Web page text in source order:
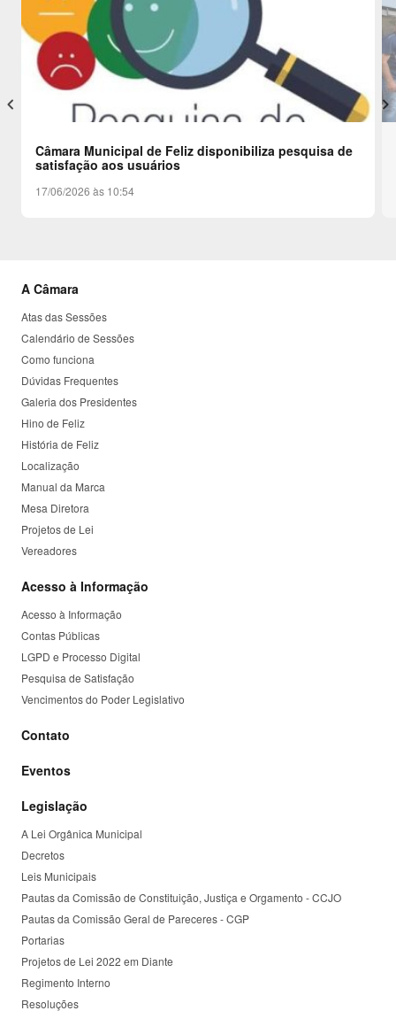
Câmara Municipal de Feliz disponibiliza pesquisa de
satisfação aos usuários
17/06/2026 às 10:54
keyboard_arrow_left keyboard_arrow_right
A Câmara
Atas das Sessões
Calendário de Sessões
Como funciona
Dúvidas Frequentes
Galeria dos Presidentes
Hino de Feliz
História de Feliz
Localização
Manual da Marca
Mesa Diretora
Projetos de Lei
Vereadores
Acesso à Informação
Acesso à Informação
Contas Públicas
LGPD e Processo Digital
Pesquisa de Satisfação
Vencimentos do Poder Legislativo
Contato
Eventos
Legislação
A Lei Orgânica Municipal
Decretos
Leis Municipais
Pautas da Comissão de Constituição, Justiça e Orgamento - CCJO
Pautas da Comissão Geral de Pareceres - CGP
Portarias
Projetos de Lei 2022 em Diante
Regimento Interno
Resoluções